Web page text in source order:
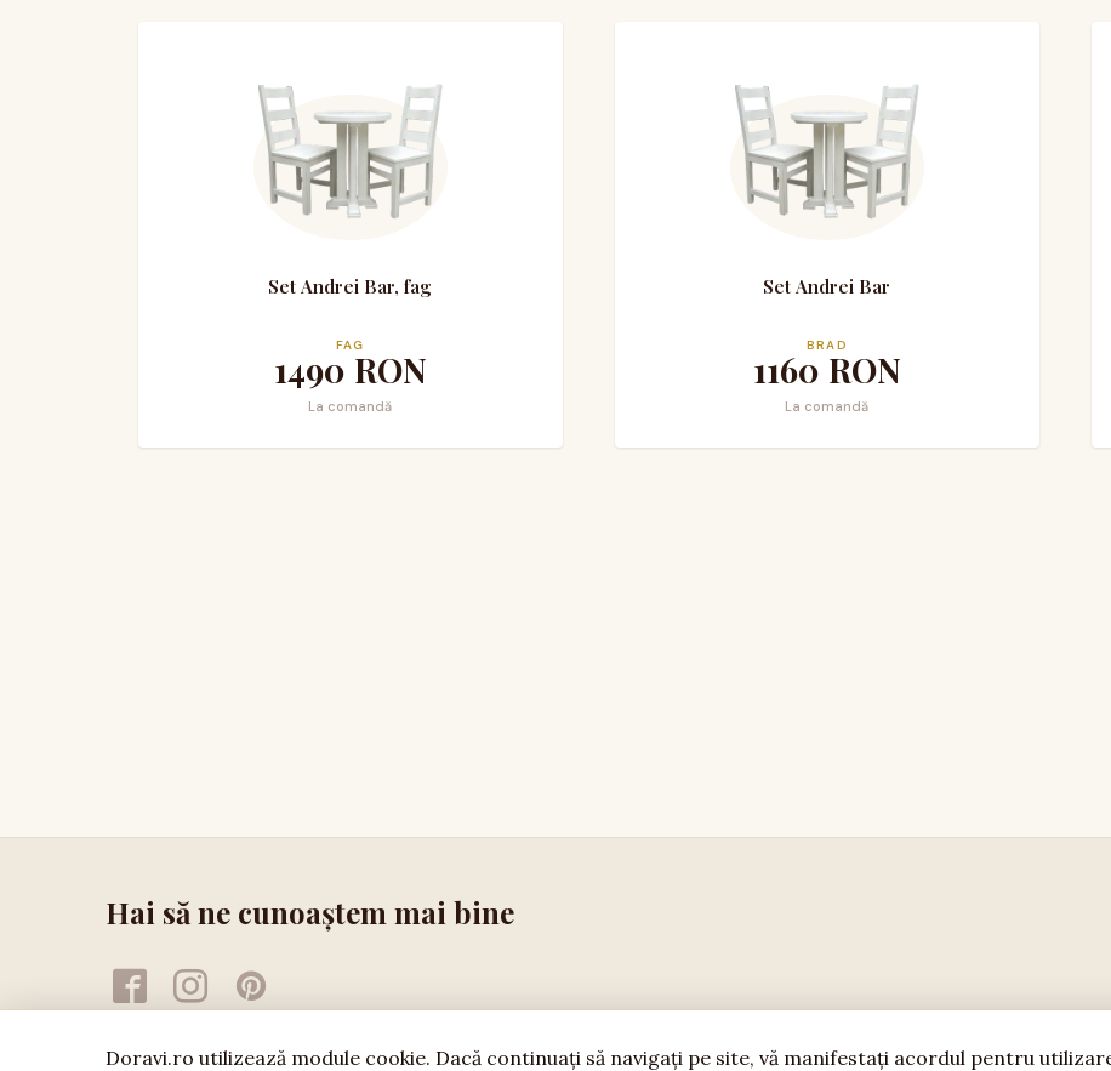
Set Andrei Bar, fag
FAG
1490 RON
La comandă
Set Andrei Bar
BRAD
1160 RON
La comandă
Hai să ne cunoaștem mai bine
Doravi.ro utilizează module cookie. Dacă continuaţi să navigaţi pe site, vă manifestaţi acordul pentru